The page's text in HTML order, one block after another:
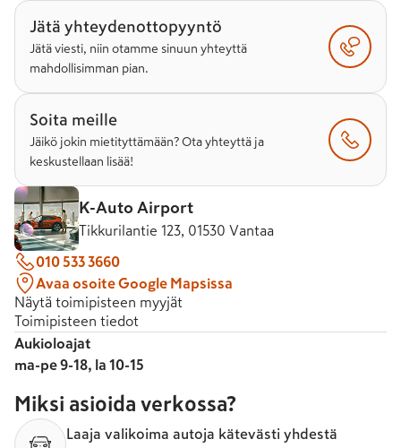
Jätä yhteydenottopyyntö
Jätä viesti, niin otamme sinuun yhteyttä
mahdollisimman pian.
Soita meille
Jäikö jokin mietityttämään? Ota yhteyttä ja
keskustellaan lisää!
K-Auto Airport
Tikkurilantie 123, 01530 Vantaa
010 533 3660
Avaa osoite Google Mapsissa
Näytä toimipisteen myyjät
Toimipisteen tiedot
Aukioloajat
ma-pe 9-18, la 10-15
Miksi asioida verkossa?
Laaja valikoima autoja kätevästi yhdestä